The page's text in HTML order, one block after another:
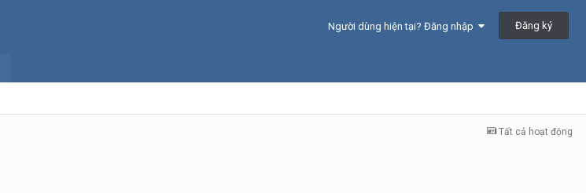
Người dùng hiện tại? Đăng nhập Đăng ký
Tất cả hoạt động